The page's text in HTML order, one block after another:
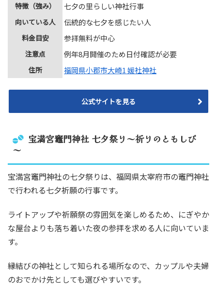
特徴（強み） 七夕の里らしい神社行事
向いている人 伝統的な七夕を感じたい人
料金目安 参拝無料が中心
注意点 例年8月開催のため日付確認が必要
住所 福岡県小郡市大崎1 媛社神社
公式サイトを見る
宝満宮竈門神社 七夕祭り～祈りのともしび
～
宝満宮竈門神社の七夕祭りは、福岡県太宰府市の竈門神社
で行われる七夕祈願の行事です。
ライトアップや祈願祭の雰囲気を楽しめるため、にぎやか
な屋台よりも落ち着いた夜の参拝を求める人に向いていま
す。
縁結びの神社として知られる場所なので、カップルや夫婦
のおでかけ先としても選びやすいです。